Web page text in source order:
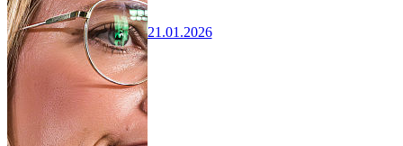
21.01.2026